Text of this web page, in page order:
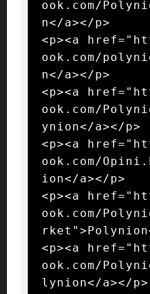
ook.com/
n</a></p>
<p><a
ook.com/
n</a></p>
<p><a
ook.com/
ynion</a></p>
<p><a
ook.com/
ion</a></p>
<p><a
ook.com/
<p><a
ook.com/
lynion</a></p>